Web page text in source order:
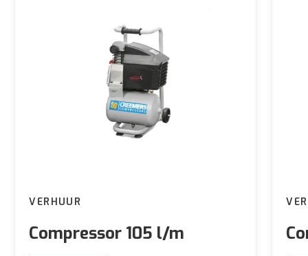
VERHUUR
Compressor 105 l/m